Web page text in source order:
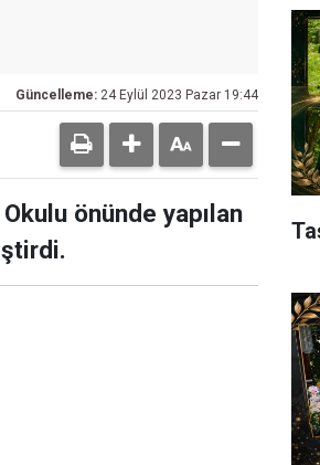
Güncelleme: 24 Eylül 2023 Pazar 19:44
önünde yapılan